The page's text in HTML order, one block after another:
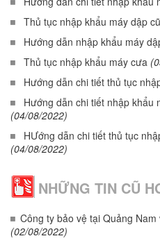
Thủ tục nhập khẩu máy dập cũ
Hướng dẫn nhập khẩu máy
Thủ tục nhập khẩu máy cưa
Hướng dẫn chi tiết thủ tục
Hướng dẫn chi tiết nhập khẩu
(04/08/2022)
HƯớng dẫn chi tiết thủ tục
(04/08/2022)
NHỮNG TIN CŨ
Công ty bảo vệ tại Quảng
(02/08/2022)